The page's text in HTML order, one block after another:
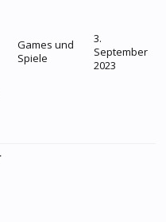
Games und
Spiele
3.
September
2023